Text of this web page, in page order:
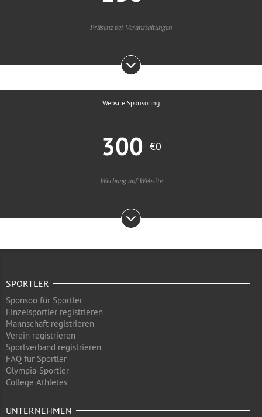
Präsenz bei Veranstaltungen
Website Sponsoring
300 €0
Werbung auf Website
SPORTLER
Sponsoo für Sportler
Einzelsportler registrieren
Mannschaft registrieren
Verein registrieren
Sportverband registrieren
FAQ für Sportler
Olympia-Sportler
College Athletes
UNTERNEHMEN